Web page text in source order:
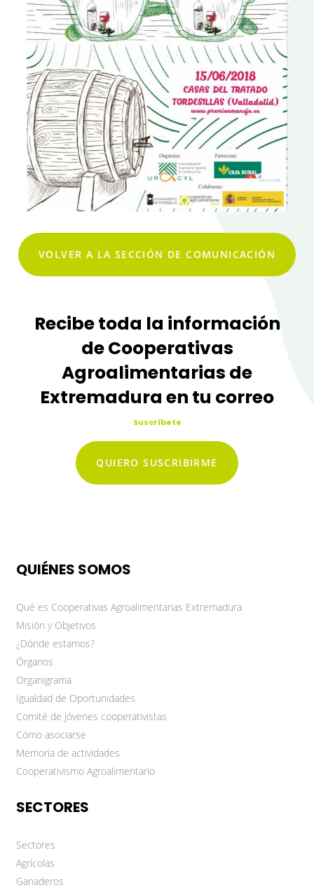
VOLVER A LA SECCIÓN DE COMUNICACIÓN
Recibe toda la información
de Cooperativas
Agroalimentarias de
Extremadura en tu correo
Suscríbete
QUIERO SUSCRIBIRME
QUIÉNES SOMOS
Qué es Cooperativas Agroalimentarias Extremadura
Misión y Objetivos
¿Dónde estamos?
Órganos
Organigrama
Igualdad de Oportunidades
Comité de jóvenes cooperativistas
Cómo asociarse
Memoria de actividades
Cooperativismo Agroalimentario
SECTORES
Sectores
Agrícolas
Ganaderos